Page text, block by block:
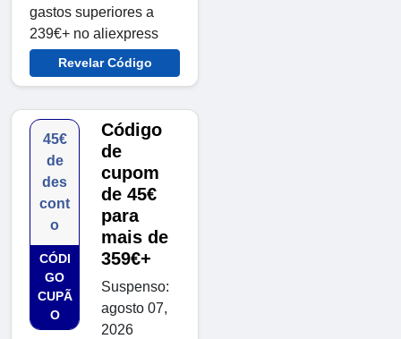
gastos superiores a
239€+ no aliexpress
Revelar Código
45€
de
des
cont
o
CÓDI
GO
CUPÃ
O
Código
de
cupom
de 45€
para
mais de
359€+
Suspenso:
agosto 07,
2026